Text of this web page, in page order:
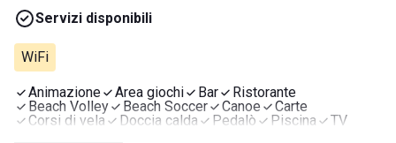
Servizi disponibili
WiFi
Animazione Area giochi Bar
Ristorante
Beach Volley
Beach Soccer Canoe
Carte
Corsi di vela
Doccia calda Pedalò Piscina
TV